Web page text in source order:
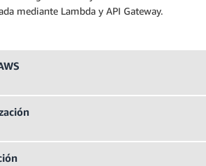
mediante Lambda y API Gateway.